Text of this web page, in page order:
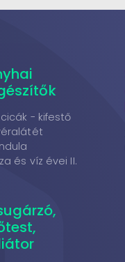
cicák - kifestő
és víz évei II.